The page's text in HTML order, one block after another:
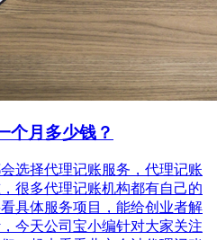
个月多少钱？
选择代理记账服务，代理记账
很多代理记账机构都有自己的
具体服务项目，能给创业者解
今天公司宝小编针对大家关注